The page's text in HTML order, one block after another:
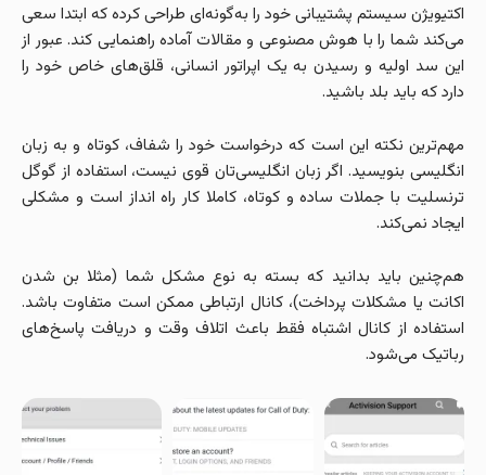
اکتیویژن سیستم پشتیبانی خود را به‌گونه‌ای طراحی کرده که ابتدا سعی
می‌کند شما را با هوش مصنوعی و مقالات آماده راهنمایی کند. عبور از
این سد اولیه و رسیدن به یک اپراتور انسانی، قلق‌های خاص خود را
دارد که باید بلد باشید.
مهم‌ترین نکته این است که درخواست خود را شفاف، کوتاه و به زبان
انگلیسی بنویسید. اگر زبان انگلیسی‌تان قوی نیست، استفاده از گوگل
ترنسلیت با جملات ساده و کوتاه، کاملا کار راه انداز است و مشکلی
ایجاد نمی‌کند.
هم‌چنین باید بدانید که بسته به نوع مشکل شما (مثلا بن شدن
اکانت یا مشکلات پرداخت)، کانال ارتباطی ممکن است متفاوت باشد.
استفاده از کانال اشتباه فقط باعث اتلاف وقت و دریافت پاسخ‌های
رباتیک می‌شود.